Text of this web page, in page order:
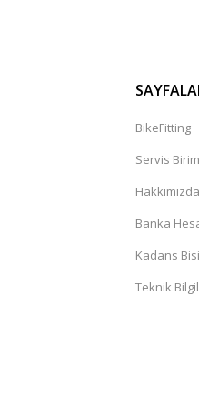
BikeFitting
Servis
Hakkımızda
Banka
Kadans
Teknik